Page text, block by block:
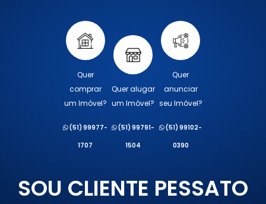
Quer
comprar
um Imóvel?
(51) 99977-
1707
Quer alugar
um Imóvel?
(51) 99791-
1504
Quer
anunciar
seu Imóvel?
(51) 99102-
0390
SOU CLIENTE PESSATO